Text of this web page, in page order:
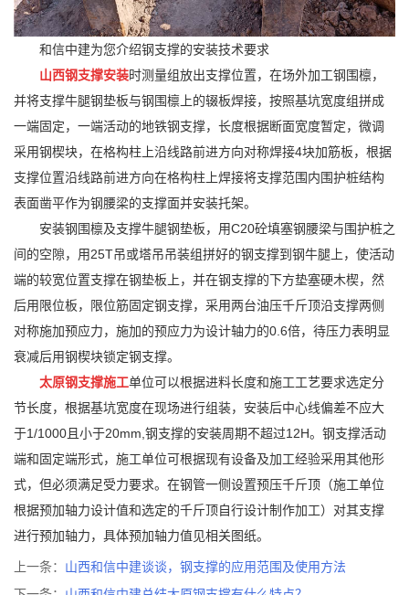
和信中建为您介绍钢支撑的安装技术要求
山西钢支撑安装时测量组放出支撑位置，在场外加工钢围檩，
并将支撑牛腿钢垫板与钢围檩上的辍板焊接，按照基坑宽度组拼成
一端固定，一端活动的地铁钢支撑，长度根据断面宽度暂定，微调
采用钢楔块，在格构柱上沿线路前进方向对称焊接4块加筋板，根据
支撑位置沿线路前进方向在格构柱上焊接将支撑范围内围护桩结构
表面凿平作为钢腰梁的支撑面并安装托架。
安装钢围檩及支撑牛腿钢垫板，用C20砼填塞钢腰梁与围护桩之
间的空隙，用25T吊或塔吊吊装组拼好的钢支撑到钢牛腿上，使活动
端的较宽位置支撑在钢垫板上，并在钢支撑的下方垫塞硬木楔，然
后用限位板，限位筋固定钢支撑，采用两台油压千斤顶沿支撑两侧
对称施加预应力，施加的预应力为设计轴力的0.6倍，待压力表明显
衰减后用钢楔块锁定钢支撑。
太原钢支撑施工单位可以根据进料长度和施工工艺要求选定分
节长度，根据基坑宽度在现场进行组装，安装后中心线偏差不应大
于1/1000且小于20mm,钢支撑的安装周期不超过12H。钢支撑活动
端和固定端形式，施工单位可根据现有设备及加工经验采用其他形
式，但必须满足受力要求。在钢管一侧设置预压千斤顶（施工单位
根据预加轴力设计值和选定的千斤顶自行设计制作加工）对其支撑
进行预加轴力，具体预加轴力值见相关图纸。
上一条： 山西和信中建谈谈，钢支撑的应用范围及使用方法